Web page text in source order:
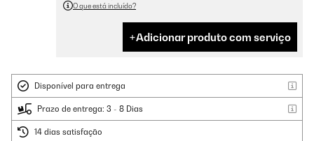
O que está incluído?
Adicionar produto com serviço
Disponível para entrega
Prazo de entrega: 3 - 8 Dias
14 dias satisfação